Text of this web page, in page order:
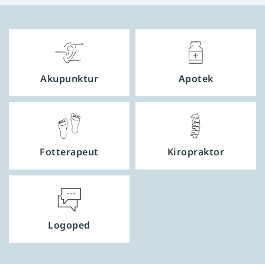
Akupunktur Apotek
Fotterapeut Kiropraktor
Logoped